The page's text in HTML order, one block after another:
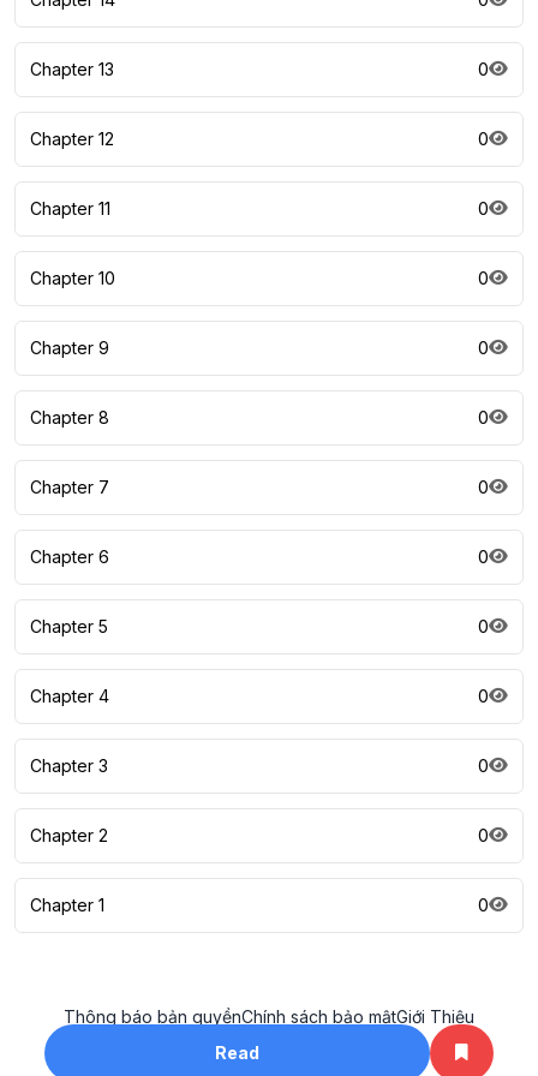
Read
Chapter 13 0
Chapter 12 0
Chapter 11 0
Chapter 10 0
Chapter 9 0
Chapter 8 0
Chapter 7 0
Chapter 6 0
Chapter 5 0
Chapter 4 0
Chapter 3 0
Chapter 2 0
Chapter 1 0
Thông báo bản quyềnChính sách bảo mậtGiới Thiệu
All rights reserved. ©2023